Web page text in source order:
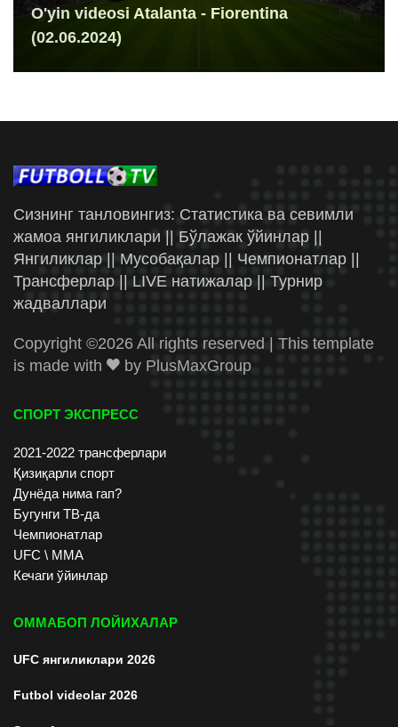
O'yin videosi Atalanta - Fiorentina
(02.06.2024)
Сизнинг танловингиз: Статистика ва севимли
жамоа янгиликлари || Бўлажак ўйинлар ||
Янгиликлар || Мусобақалар || Чемпионатлар ||
Трансферлар || LIVE натижалар || Турнир
жадваллари
Copyright ©2026 All rights reserved | This template
is made with
by PlusMaxGroup
СПОРТ ЭКСПРЕСС
2021-2022 трансферлари
Қизиқарли спорт
Дунёда нима гап?
Бугунги ТВ-да
Чемпионатлар
UFC \ ММА
Кечаги ўйинлар
ОММАБОП ЛОЙИХАЛАР
UFC янгиликлари 2026
Futbol videolar 2026